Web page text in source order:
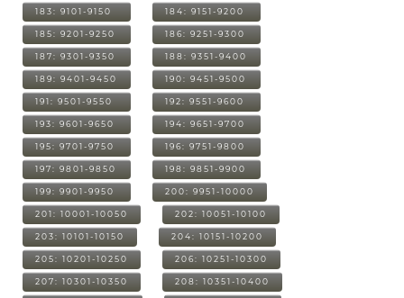
183: 9101-9150 184: 9151-9200
185: 9201-9250 186: 9251-9300
187: 9301-9350 188: 9351-9400
189: 9401-9450 190: 9451-9500
191: 9501-9550 192: 9551-9600
193: 9601-9650 194: 9651-9700
195: 9701-9750 196: 9751-9800
197: 9801-9850 198: 9851-9900
199: 9901-9950 200: 9951-10000
201: 10001-10050 202: 10051-10100
203: 10101-10150 204: 10151-10200
205: 10201-10250 206: 10251-10300
207: 10301-10350 208: 10351-10400